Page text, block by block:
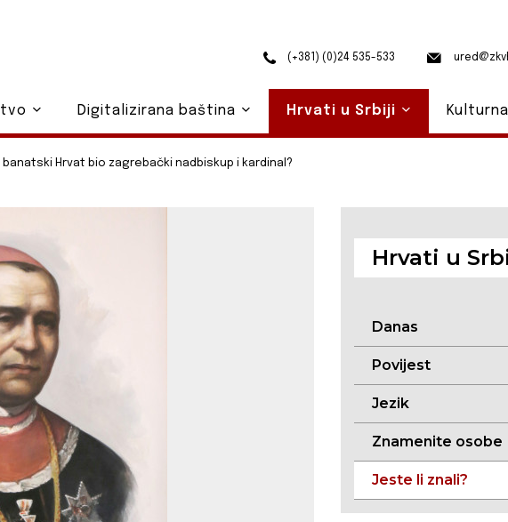
banatski Hrvat bio zagrebački nadbiskup i kardinal?
Hrvati u
Danas
Povijest
Jezik
Znamenite osobe
Jeste li znali?
(+381) (0)24 535-533
Digitalizirana baština Hrvati u Srbiji